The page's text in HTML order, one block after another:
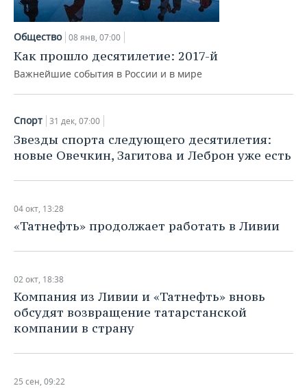
Общество 08 янв, 07:00
Как прошло десятилетие: 2017-й
Важнейшие события в России и в мире
Спорт 31 дек, 07:00
Звезды спорта следующего десятилетия:
новые Овечкин, Загитова и Леброн уже есть
04 окт, 13:28
«Татнефть» продолжает работать в Ливии
02 окт, 18:38
Компания из Ливии и «Татнефть» вновь
обсудят возвращение татарстанской
компании в страну
25 сен, 09:22